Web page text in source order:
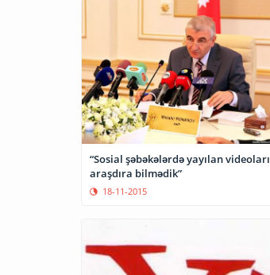
“Sosial şəbəkələrdə yayılan videoları
araşdıra bilmədik”
18-11-2015